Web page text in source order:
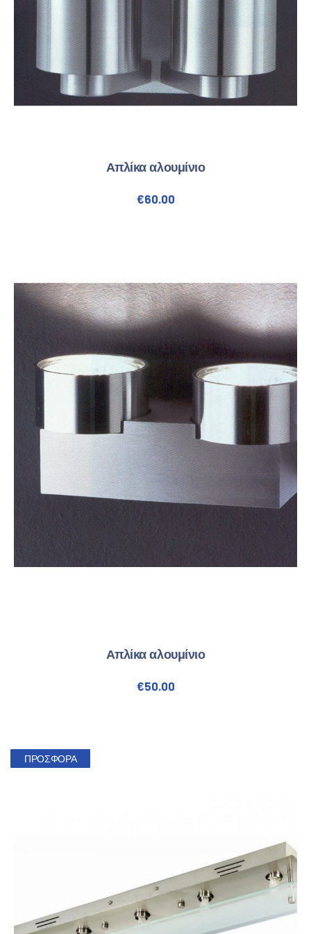
Απλίκα αλουμίνιο
€60.00
Απλίκα αλουμίνιο
€50.00
ΠΡΟΣΦΟΡΆ